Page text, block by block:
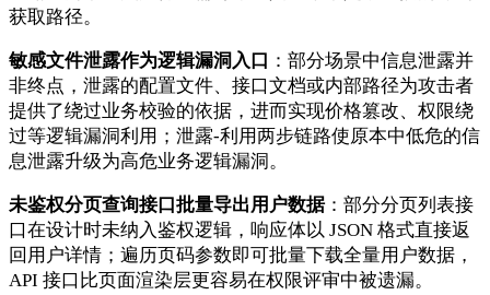
获取路径。
敏感文件泄露作为逻辑漏洞入口 ：部分场景中信息泄露并
非终点，泄露的配置文件、接口文档或内部路径为攻击者
提供了绕过业务校验的依据，进而实现价格篡改、权限绕
过等逻辑漏洞利用；泄露-利用两步链路使原本中低危的信
息泄露升级为高危业务逻辑漏洞。
未鉴权分页查询接口批量导出用户数据：部分分页列表接
口在设计时未纳入鉴权逻辑，响应体以 JSON 格式直接返
回用户详情；遍历页码参数即可批量下载全量用户数据，
API 接口比页面渲染层更容易在权限评审中被遗漏。